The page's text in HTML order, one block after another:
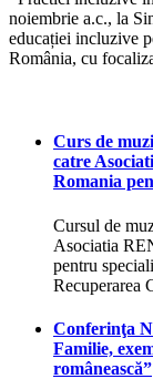
noiembrie a.c., la
educației incluzive
România, cu
Curs de
catre
Romania
Cursul de
Asociatia
pentru
Conferinţa
Familie,
românească”